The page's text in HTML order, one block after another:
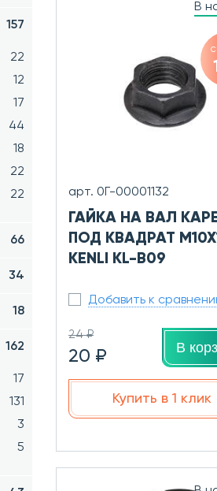
157
22
12
17
44
18
22
22
66
34
18
162
17
131
3
5
В
арт. 0Г-00001132
ГАЙКА НА ВАЛ
ПОД КВАДРАТ
KENLI KL-B09
Добавить к
24 ₽
20 ₽ В
Купить в 1 клик